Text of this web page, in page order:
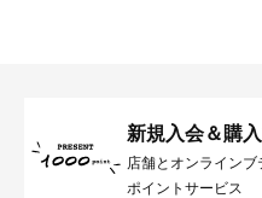
新規入会＆購
店舗とオンライン
ポイントサービス